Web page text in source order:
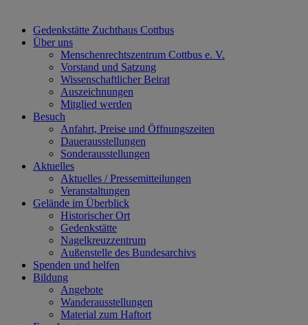
Gedenkstätte Zuchthaus Cottbus
Über uns
Menschenrechtszentrum Cottbus e. V.
Vorstand und Satzung
Wissenschaftlicher Beirat
Auszeichnungen
Mitglied werden
Besuch
Anfahrt, Preise und Öffnungszeiten
Dauerausstellungen
Sonderausstellungen
Aktuelles
Aktuelles / Pressemitteilungen
Veranstaltungen
Gelände im Überblick
Historischer Ort
Gedenkstätte
Nagelkreuzzentrum
Außenstelle des Bundesarchivs
Spenden und helfen
Bildung
Angebote
Wanderausstellungen
Material zum Haftort